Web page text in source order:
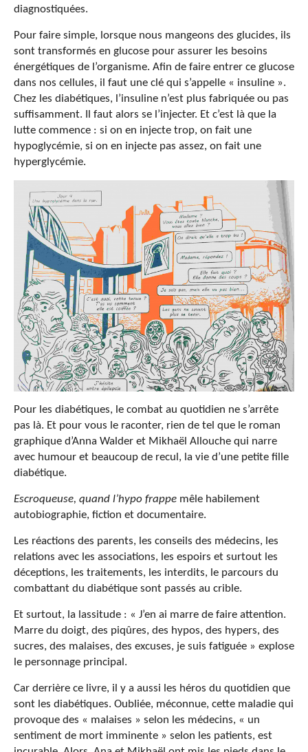
diagnostiquées.
Pour faire simple, lorsque nous mangeons des glucides, ils
sont transformés en glucose pour assurer les besoins
énergétiques de l’organisme. Afin de faire entrer ce glucose
dans nos cellules, il faut une clé qui s’appelle « insuline ».
Chez les diabétiques, l’insuline n’est plus fabriquée ou pas
suffisamment. Il faut alors se l’injecter. Et c’est là que la
lutte commence : si on en injecte trop, on fait une
hypoglycémie, si on en injecte pas assez, on fait une
hyperglycémie.
Pour les diabétiques, le combat au quotidien ne s’arrête
pas là. Et pour vous le raconter, rien de tel que le roman
graphique d’Anna Walder et Mikhaël Allouche qui narre
avec humour et beaucoup de recul, la vie d’une petite fille
diabétique.
Escroqueuse, quand l’hypo frappe mêle habilement
autobiographie, fiction et documentaire.
Les réactions des parents, les conseils des médecins, les
relations avec les associations, les espoirs et surtout les
déceptions, les traitements, les interdits, le parcours du
combattant du diabétique sont passés au crible.
Et surtout, la lassitude : « J’en ai marre de faire attention.
Marre du doigt, des piqûres, des hypos, des hypers, des
sucres, des malaises, des excuses, je suis fatiguée » explose
le personnage principal.
Car derrière ce livre, il y a aussi les héros du quotidien que
sont les diabétiques. Oubliée, méconnue, cette maladie qui
provoque des « malaises » selon les médecins, « un
sentiment de mort imminente » selon les patients, est